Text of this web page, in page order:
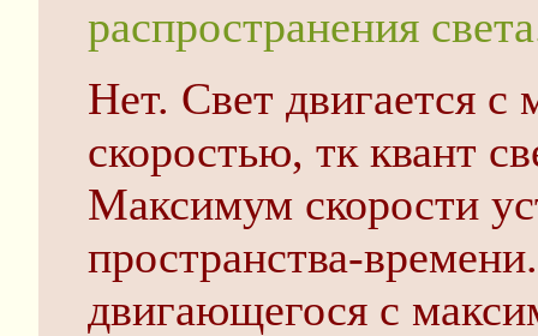
распространения
Нет. Свет двигается с
скоростью, тк квант
Максимум скорости
пространства-
двигающегося с